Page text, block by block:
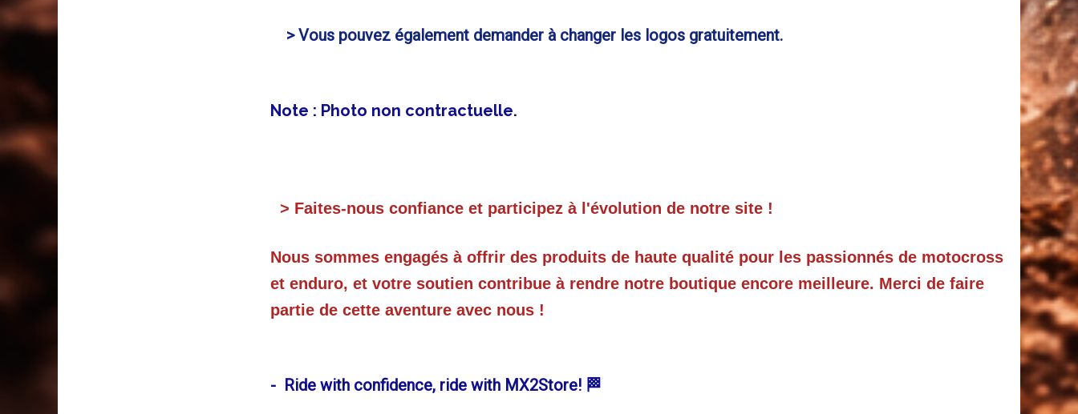
> Vous pouvez également demander à changer les logos gratuitement.
Note : Photo non contractuelle.
> Faites-nous confiance et participez à l'évolution de notre site !
Nous sommes engagés à offrir des produits de haute qualité pour les passionnés de motocross
et enduro, et votre soutien contribue à rendre notre boutique encore meilleure. Merci de faire
partie de cette aventure avec nous !
- Ride with confidence, ride with MX2Store! 🏁